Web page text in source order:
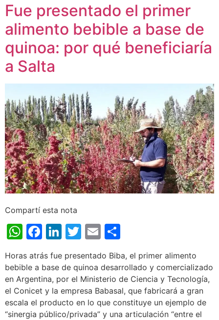
Fue presentado el primer
alimento bebible a base de
quinoa: por qué beneficiaría
a Salta
Compartí esta nota
WhatsApp
Facebook
LinkedIn
Twitter
Email
Horas atrás fue presentado Biba, el primer alimento
bebible a base de quinoa desarrollado y comercializado
en Argentina, por el Ministerio de Ciencia y Tecnología,
el Conicet y la empresa Babasal, que fabricará a gran
escala el producto en lo que constituye un ejemplo de
“sinergia público/privada” y una articulación “entre el